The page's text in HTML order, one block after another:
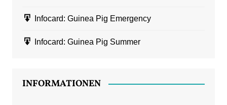
Infocard: Guinea Pig Emergency
Infocard: Guinea Pig Summer
INFORMATIONEN